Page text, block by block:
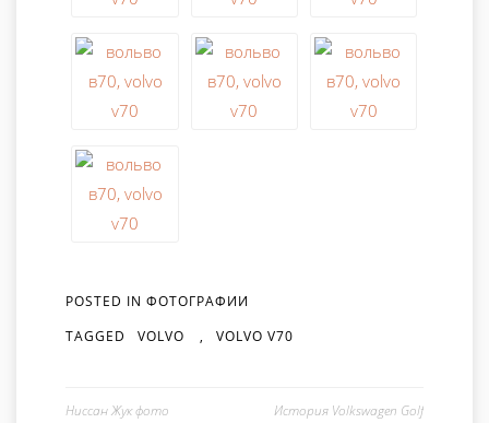
POSTED IN ФОТОГРАФИИ
TAGGED
VOLVO , VOLVO V70
Ниссан Жук фото История Volkswagen Golf